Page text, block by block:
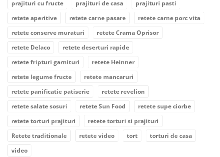
prajituri cu fructe
prajituri de casa
prajituri pasti
retete aperitive
retete carne pasare
retete carne porc vita
retete conserve muraturi
retete Crama Oprisor
retete Delaco
retete deserturi rapide
retete fripturi garnituri
retete Heinner
retete legume fructe
retete mancaruri
retete panificatie patiserie
retete revelion
retete salate sosuri
retete Sun Food
retete supe ciorbe
retete torturi prajituri
retete torturi si prajituri
Retete traditionale
retete video tort
torturi de casa
video